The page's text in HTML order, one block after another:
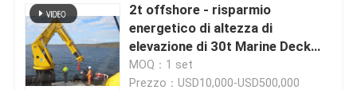
2t offshore - risparmio
energetico di altezza di
elevazione di 30t Marine Deck
Crane 40m
MOQ：1 set
Prezzo：USD10,000-USD500,000